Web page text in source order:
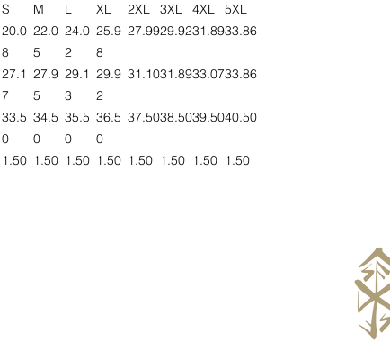
S
M L XL 2XL 3XL 4XL
5XL
20.0
8
22.0
5
24.0
2
25.9
8
27.9929.9231.8933.86
27.1
7
27.9
5
29.1
3
29.9
2
31.1031.8933.0733.86
33.5
0
34.5
0
35.5
0
36.5
0
37.5038.5039.5040.50
1.50 1.50 1.50 1.50 1.50 1.50 1.50 1.50